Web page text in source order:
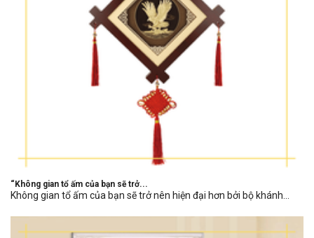
“Không gian tổ ấm của bạn sẽ trở...
Không gian tổ ấm của bạn sẽ trở nên hiện đại hơn bởi bộ khánh...